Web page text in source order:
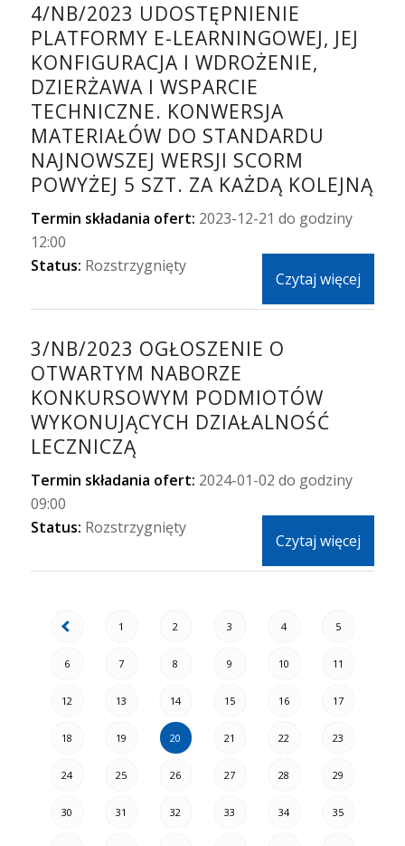
4/NB/2023 UDOSTĘPNIENIE
PLATFORMY E-LEARNINGOWEJ, JEJ
KONFIGURACJA I WDROŻENIE,
DZIERŻAWA I WSPARCIE
TECHNICZNE. KONWERSJA
MATERIAŁÓW DO STANDARDU
NAJNOWSZEJ WERSJI SCORM
POWYŻEJ 5 SZT. ZA KAŻDĄ KOLEJNĄ
Termin składania ofert: 2023-12-21 do godziny
12:00
Status: Rozstrzygnięty
Czytaj więcej
3/NB/2023 OGŁOSZENIE O
OTWARTYM NABORZE
KONKURSOWYM PODMIOTÓW
WYKONUJĄCYCH DZIAŁALNOŚĆ
LECZNICZĄ
Termin składania ofert: 2024-01-02 do godziny
09:00
Status: Rozstrzygnięty
Czytaj więcej
1 2 3 4 5
6 7 8 9 10 11
12 13 14 15 16 17
18 19 20 21 22 23
24 25 26 27 28 29
30 31 32 33 34 35